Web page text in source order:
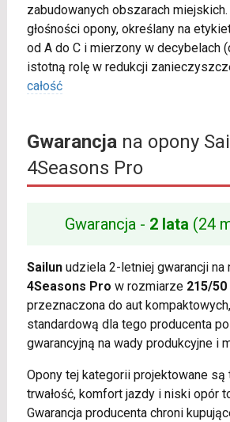
zabudowanych obszarach
głośności opony, określany na
od A do C i mierzony w decybelach
istotną rolę w redukcji
całość
Gwarancjana opony
4Seasons Pro
Gwarancja - 2 lata (24
Sailunudziela 2-letniej gwarancji na
4Seasons Pro w rozmiarze 215/50
przeznaczona do aut
standardową dla tego producenta
gwarancyjną na wady produkcyjne i
Opony tej kategorii projektowane są
trwałość, komfort jazdy i niski opór
Gwarancja producenta chroni